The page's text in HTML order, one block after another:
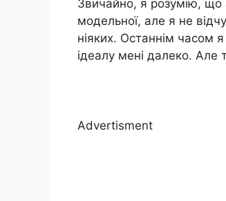
Звичайно, я розумію, що
модельної, але я не
ніяких. Останнім часом
ідеалу мені далеко.
Advertisment